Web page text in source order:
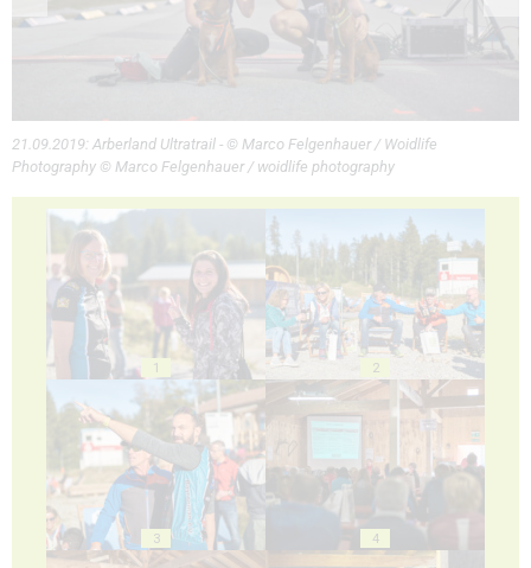
21.09.2019: Arberland Ultratrail - © Marco Felgenhauer / Woidlife
Photography © Marco Felgenhauer / woidlife photography
1 2
3 4